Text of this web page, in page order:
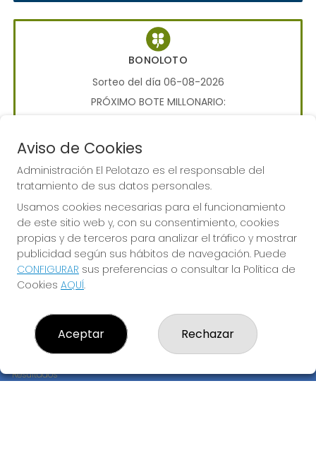
BONOLOTO
Sorteo del día 06-08-2026
PRÓXIMO BOTE MILLONARIO:
JUGAR BONOLOTO
Imagen anterior
ADMINISTRACIÓN EL PELOTAZO
¿Quiénes somos?
Resultados
Aviso de Cookies
Administración El Pelotazo es el responsable del
tratamiento de sus datos personales.
Usamos cookies necesarias para el funcionamiento
de este sitio web y, con su consentimiento, cookies
propias y de terceros para analizar el tráfico y mostrar
publicidad según sus hábitos de navegación. Puede
CONFIGURAR sus preferencias o consultar la Política de
Cookies AQUÍ.
Aceptar Rechazar